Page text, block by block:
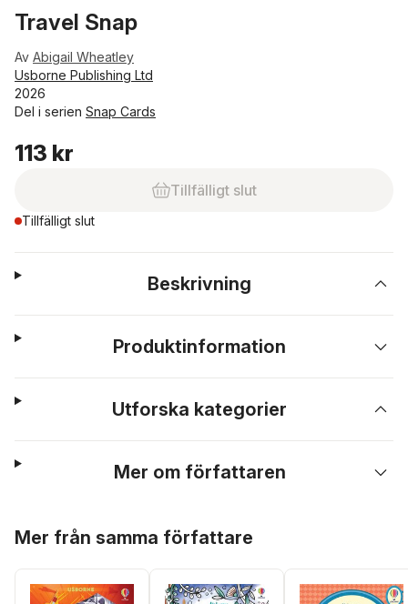
Travel Snap
Av Abigail Wheatley
Usborne Publishing Ltd
2026
Del i serien Snap Cards
113 kr
Tillfälligt slut
Tillfälligt slut
Beskrivning
Produktinformation
Utforska kategorier
Mer om författaren
Mer från samma författare